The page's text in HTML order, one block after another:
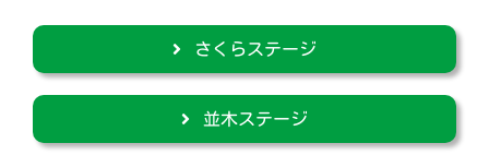
さくらステージ
並木ステージ